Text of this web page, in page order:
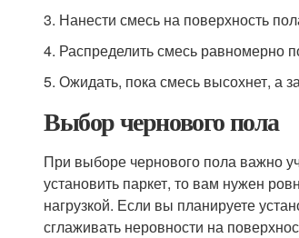
3. Нанести смесь на поверхность
4. Распределить смесь равномерно
5. Ожидать, пока смесь высохнет, а
Выбор чернового пола
При выборе чернового пола важно
установить паркет, то вам нужен
нагрузкой. Если вы планируете
сглаживать неровности на